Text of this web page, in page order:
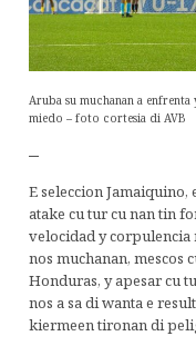
Aruba su muchanan a
miedo – foto cortesia di AVB
–
E seleccion Jamaiquino,
atake cu tur cu nan tin
velocidad y corpulencia
nos muchanan, mescos
Honduras, y apesar cu
nos a sa di wanta e
kiermeen tironan di